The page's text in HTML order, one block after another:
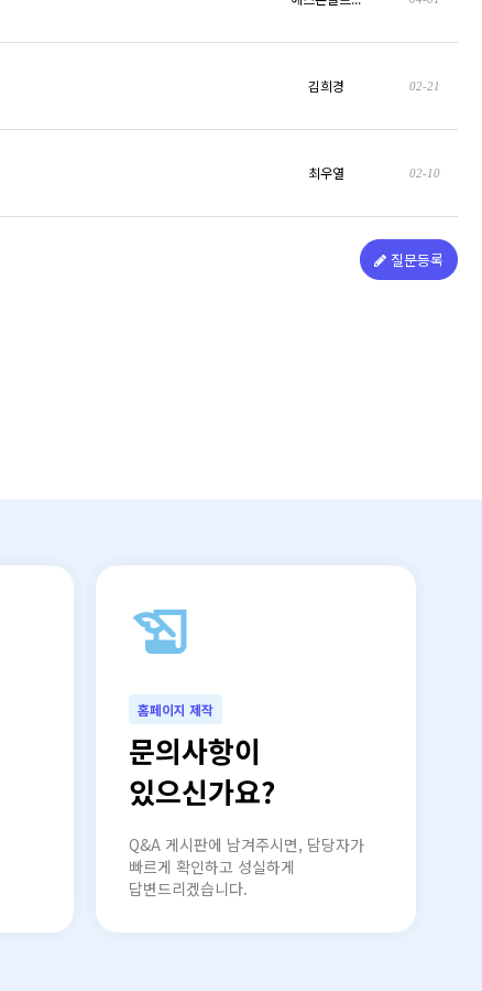
김희경 02-21
최우열 02-10
질문등록
history_edu
홈페이지 제작
문의사항이
있으신가요?
Q&A 게시판에 남겨주시면, 담당자가
빠르게 확인하고 성실하게
답변드리겠습니다.